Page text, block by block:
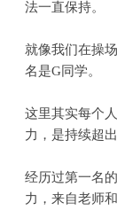
法一直保持。
就像我们在操
名是G同学。
这里其实每个
力，是持续超
经历过第一名
力，来自老师和